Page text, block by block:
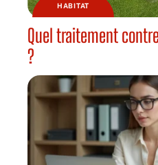
HABITAT
Quel traitement
?